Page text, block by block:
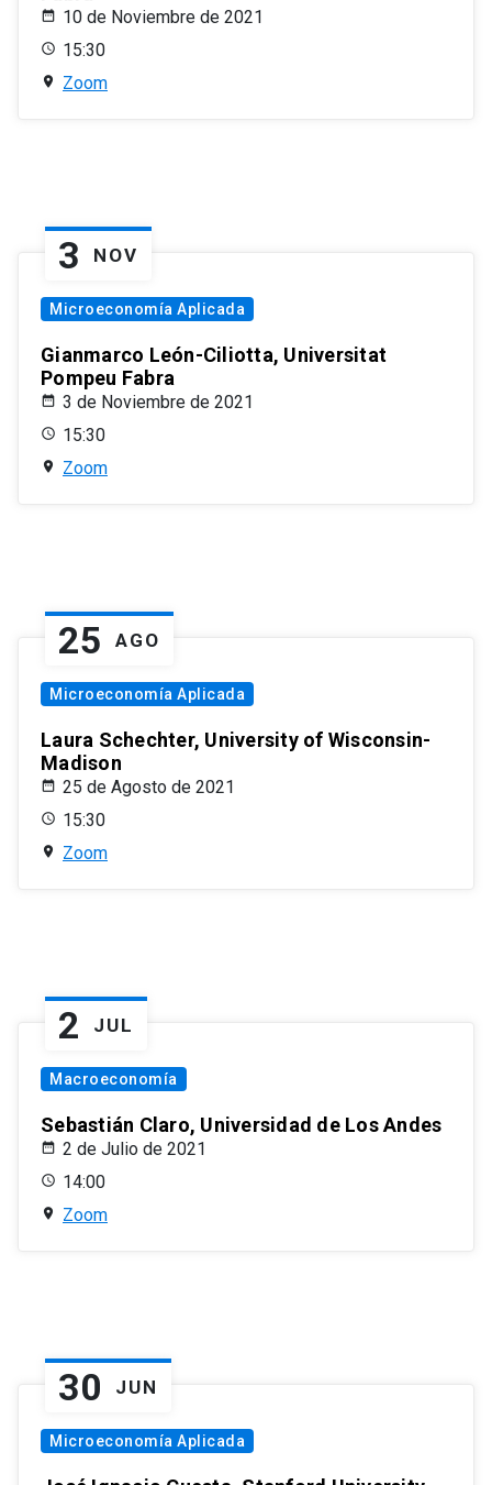
10 de Noviembre de 2021
15:30
Zoom
3 NOV
Microeconomía Aplicada
Gianmarco León-Ciliotta, Universitat
Pompeu Fabra
3 de Noviembre de 2021
15:30
Zoom
25 AGO
Microeconomía Aplicada
Laura Schechter, University of Wisconsin-
Madison
25 de Agosto de 2021
15:30
Zoom
2 JUL
Macroeconomía
Sebastián Claro, Universidad de Los Andes
2 de Julio de 2021
14:00
Zoom
30 JUN
Microeconomía Aplicada